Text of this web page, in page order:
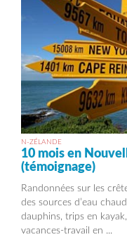
N-ZÉLANDE
10 mois en
(témoignage)
Randonnées sur les
des sources d’eau
dauphins, trips en
vacances-travail en ...